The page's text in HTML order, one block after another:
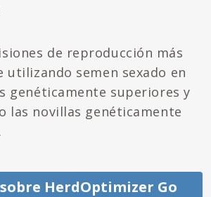
de reproducción más
utilizando semen sexado en
genéticamente superiores y
las novillas genéticamente
HerdOptimizer Go